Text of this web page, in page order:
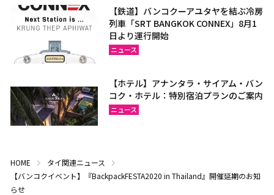
【鉄道】バンコクーアユタヤを結ぶ冷房
列車「SRT BANGKOK CONNEX」8月1
日より運行開始
ニュース
【ホテル】アナンタラ・サイアム・バン
コク・ホテル：特別宿泊プランのご案内
ニュース
HOME
タイ関連ニュース
【バンコクイベント】『BackpackFESTA2020 in Thailand』開催延期のお知
らせ